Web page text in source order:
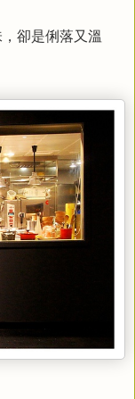
卻是俐落又溫